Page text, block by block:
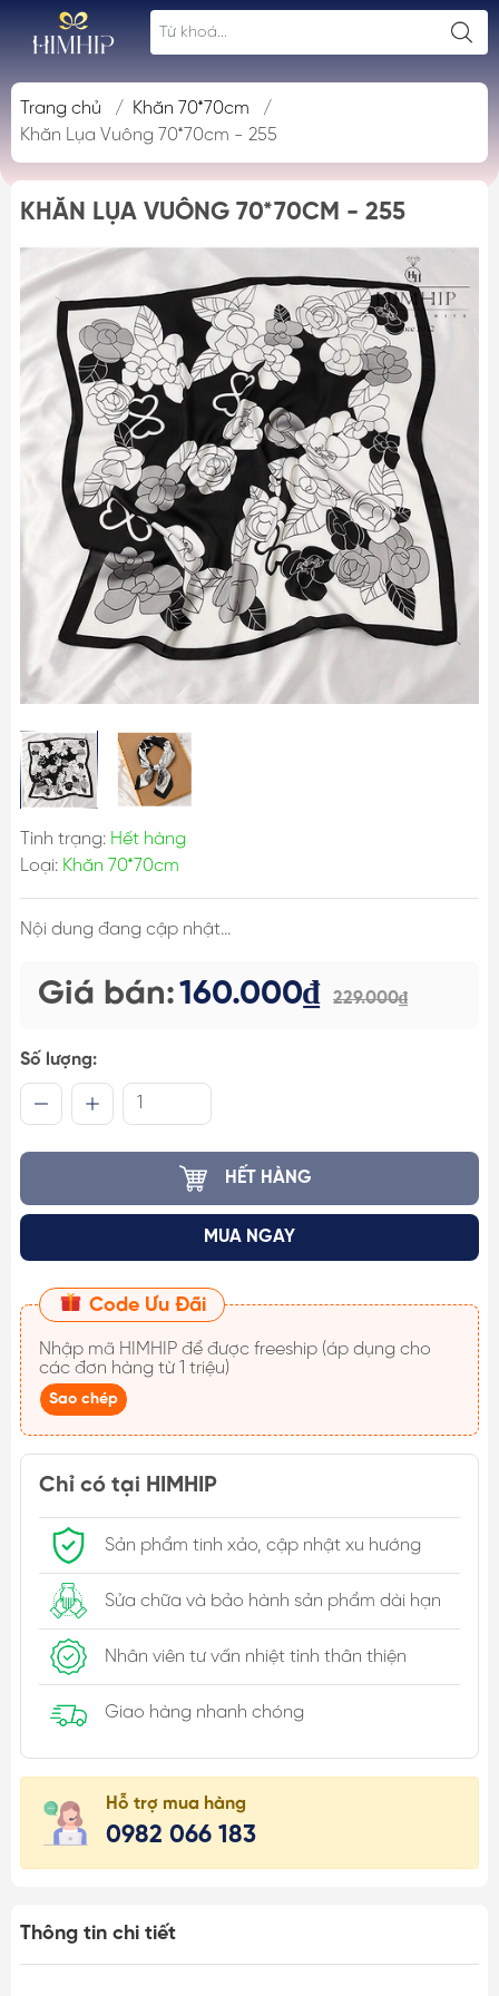
Trang chủ / Khăn 70*70cm
/
Khăn Lụa Vuông 70*70cm - 255
KHĂN LỤA VUÔNG 70*70CM - 255
Tình trạng: Hết hàng
Loại: Khăn 70*70cm
Nội dung đang cập nhật...
Giá bán:160.000₫ 229.000₫
Số lượng:
HẾT HÀNG
MUA NGAY
Code Ưu Đãi
Nhập mã HIMHIP
các đơn hàng từ 1 triệu)
Sao chép
Chỉ có tại HIMHIP
Sản phẩm tinh xảo, cập nhật xu hướng
Sửa chữa và bảo hành sản phẩm dài hạn
Nhân viên tư vấn nhiệt tình thân thiện
Giao hàng nhanh chóng
Hỗ trợ mua hàng
0982 066 183
Thông tin chi tiết